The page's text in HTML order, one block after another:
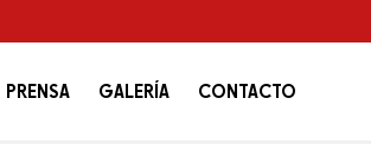
PRENSA GALERÍA CONTACTO